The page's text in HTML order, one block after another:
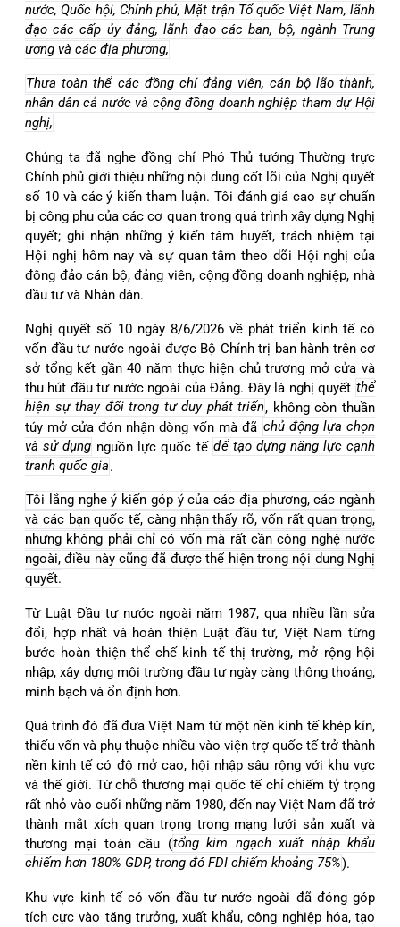
nước, Quốc hội, Chính phủ, Mặt trận Tổ quốc Việt Nam, lãnh
đạo các cấp ủy đảng, lãnh đạo các ban, bộ, ngành Trung
ương và các địa phương,
Thưa toàn thể các đồng chí đảng viên, cán bộ lão thành,
nhân dân cả nước và cộng đồng doanh nghiệp tham dự Hội
nghị,
Chúng ta đã nghe đồng chí Phó Thủ tướng Thường trực
Chính phủ giới thiệu những nội dung cốt lõi của Nghị quyết
số 10 và các ý kiến tham luận. Tôi đánh giá cao sự chuẩn
bị công phu của các cơ quan trong quá trình xây dựng Nghị
quyết; ghi nhận những ý kiến tâm huyết, trách nhiệm tại
Hội nghị hôm nay và sự quan tâm theo dõi Hội nghị của
đông đảo cán bộ, đảng viên, cộng đồng doanh nghiệp, nhà
đầu tư và Nhân dân.
Nghị quyết số 10 ngày 8/6/2026 về phát triển kinh tế có
vốn đầu tư nước ngoài được Bộ Chính trị ban hành trên cơ
sở tổng kết gần 40 năm thực hiện chủ trương mở cửa và
thu hút đầu tư nước ngoài của Đảng. Đây là nghị quyết thể
hiện sự thay đổi trong tư duy phát triển, không còn thuần
túy mở cửa đón nhận dòng vốn mà đã chủ động lựa chọn
và sử dụng nguồn lực quốc tế để tạo dựng năng lực cạnh
tranh quốc gia.
Tôi lắng nghe ý kiến góp ý của các địa phương, các ngành
và các bạn quốc tế, càng nhận thấy rõ, vốn rất quan trọng,
nhưng không phải chỉ có vốn mà rất cần công nghệ nước
ngoài, điều này cũng đã được thể hiện trong nội dung Nghị
quyết.
Từ Luật Đầu tư nước ngoài năm 1987, qua nhiều lần sửa
đổi, hợp nhất và hoàn thiện Luật đầu tư, Việt Nam từng
bước hoàn thiện thể chế kinh tế thị trường, mở rộng hội
nhập, xây dựng môi trường đầu tư ngày càng thông thoáng,
minh bạch và ổn định hơn.
Quá trình đó đã đưa Việt Nam từ một nền kinh tế khép kín,
thiếu vốn và phụ thuộc nhiều vào viện trợ quốc tế trở thành
nền kinh tế có độ mở cao, hội nhập sâu rộng với khu vực
và thế giới. Từ chỗ thương mại quốc tế chỉ chiếm tỷ trọng
rất nhỏ vào cuối những năm 1980, đến nay Việt Nam đã trở
thành mắt xích quan trọng trong mạng lưới sản xuất và
thương mại toàn cầu (tổng kim ngạch xuất nhập khẩu
chiếm hơn 180% GDP, trong đó FDI chiếm khoảng 75%).
Khu vực kinh tế có vốn đầu tư nước ngoài đã đóng góp
tích cực vào tăng trưởng, xuất khẩu, công nghiệp hóa, tạo